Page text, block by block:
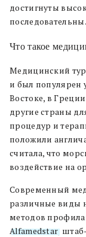
достигнуты
последовательны.
Что такое
Медицинский
и был популярен
Востоке, в
другие страны
процедур и
положили
считала, что
воздействие на
Современный
различные виды
методов
Alfamedstar,